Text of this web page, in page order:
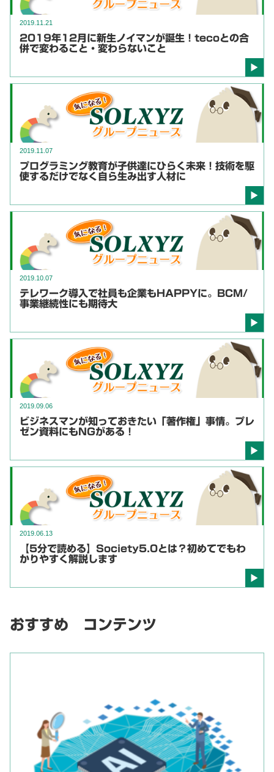
2019.11.21
2019年12月に新生ノイマンが誕生！tecoとの合
併で変わること・変わらないこと
2019.11.07
プログラミング教育が子供達にひらく未来！技術を駆
使するだけでなく自ら生み出す人材に
2019.10.07
テレワーク導入で社員も企業もHAPPYに。BCM/
事業継続性にも期待大
2019.09.06
ビジネスマンが知っておきたい「著作権」事情。プレ
ゼン資料にもNGがある！
2019.06.13
【5分で読める】Society5.0とは？初めてでもわ
かりやすく解説します
おすすめ コンテンツ